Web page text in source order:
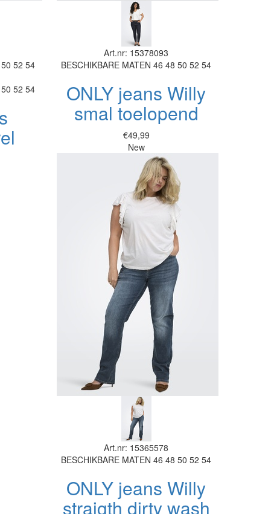
50 52 54
50 52 54
Art.nr: 15378093
BESCHIKBARE MATEN 46 48 50 52 54
ONLY jeans Willy
smal toelopend
€49,99
New
Art.nr: 15365578
BESCHIKBARE MATEN 46 48 50 52 54
ONLY jeans Willy
straigth dirty wash